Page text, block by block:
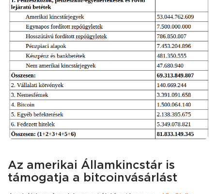
Az amerikai Államkincstár is
támogatja a bitcoinvásárlást